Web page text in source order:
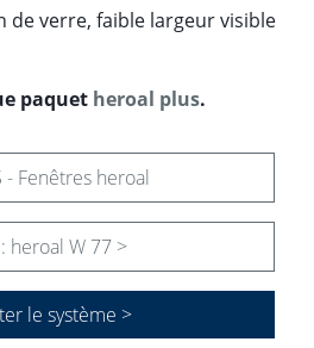
verre, faible largeur visible
paquet heroal plus.
- Fenêtres heroal
heroal W 77 >
le système >